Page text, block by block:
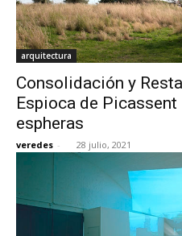
arquitectura
Consolidación y
Espioca de
espheras
veredes - 28 julio, 2021